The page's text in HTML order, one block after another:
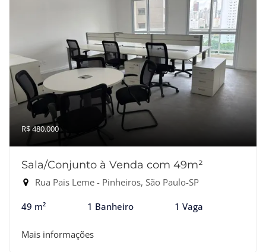
R$ 480.000
Sala/Conjunto à Venda com 49m²
Rua Pais Leme - Pinheiros, São Paulo-SP
49 m² 1 Banheiro 1 Vaga
Mais informações